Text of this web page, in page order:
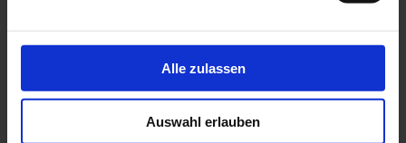
Alle zulassen
Auswahl erlauben